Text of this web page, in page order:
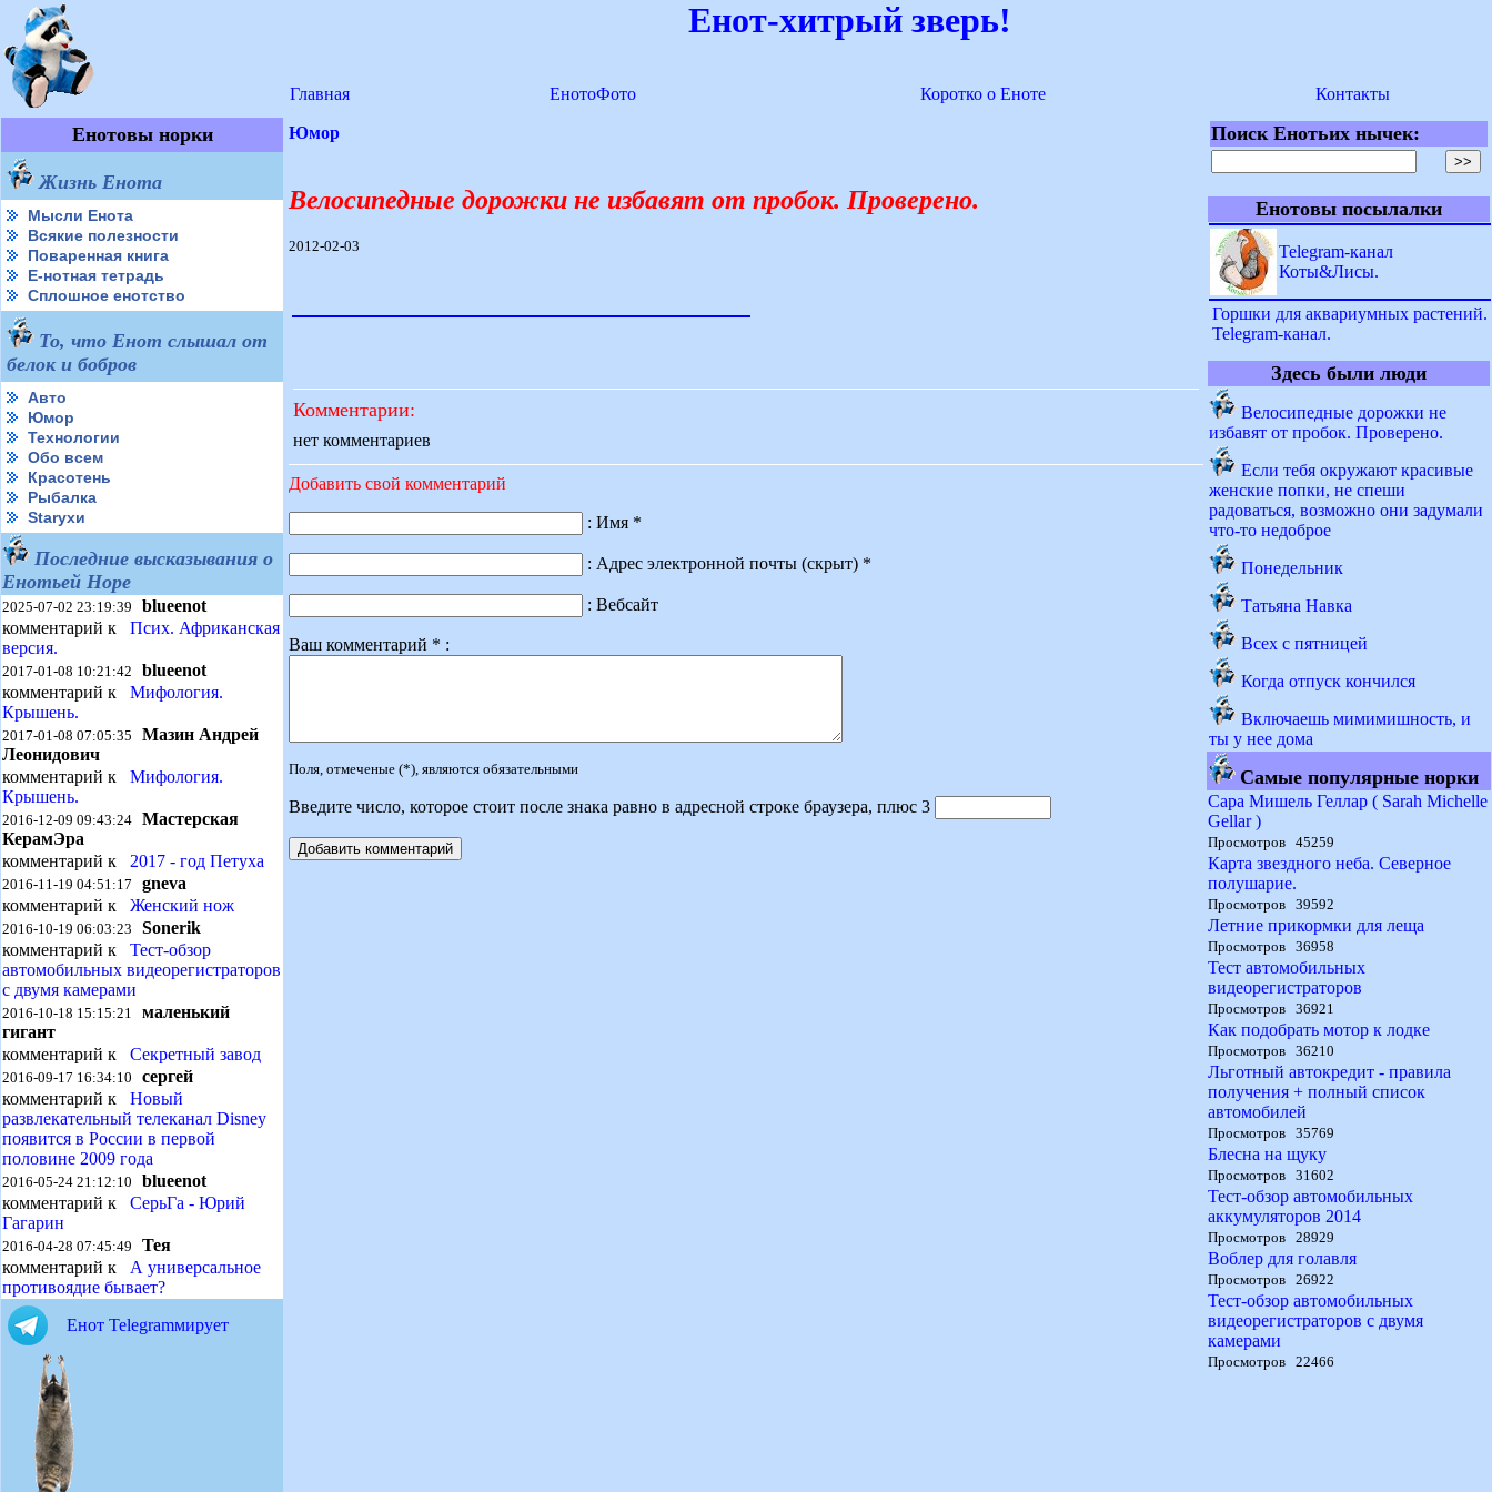
Енот-хитрый зверь!
Главная ЕнотоФото Коротко о Еноте Контакты
Енотовы норки
Жизнь Енота
Мысли Енота
Всякие полезности
Поваренная книга
Е-нотная тетрадь
Сплошное енотство
То, что Енот слышал от
белок и бобров
Авто
Юмор
Технологии
Обо всем
Красотень
Рыбалка
Starухи
Последние высказывания о
Енотьей Норе
2025-07-02 23:19:39 blueenot
комментарий к Псих. Африканская
версия.
2017-01-08 10:21:42 blueenot
комментарий к Мифология.
Крышень.
2017-01-08 07:05:35 Мазин Андрей
Леонидович
комментарий к Мифология.
Крышень.
2016-12-09 09:43:24 Мастерская
КерамЭра
комментарий к 2017 - год Петуха
2016-11-19 04:51:17 gneva
комментарий к Женский нож
2016-10-19 06:03:23 Sonerik
комментарий к Тест-обзор
автомобильных видеорегистраторов
с двумя камерами
2016-10-18 15:15:21 маленький
гигант
комментарий к Секретный завод
2016-09-17 16:34:10 сергей
комментарий к Новый
развлекательный телеканал Disney
появится в России в первой
половине 2009 года
2016-05-24 21:12:10 blueenot
комментарий к СерьГа - Юрий
Гагарин
2016-04-28 07:45:49 Тея
комментарий к А универсальное
противоядие бывает?
Енот Telegramмирует
Юмор
Велосипедные дорожки не избавят от пробок. Проверено.
2012-02-03
Комментарии:
нет комментариев
Добавить свой комментарий
: Имя *
: Адрес электронной почты (скрыт) *
: Вебсайт
Ваш комментарий * :
Поля, отмеченые (*), являются обязательными
Введите число, которое стоит после знака равно в адресной строке браузера, плюс 3
Поиск Енотьих нычек:
Енотовы посылалки
Telegram-канал
Коты&Лисы.
Горшки для аквариумных растений.
Telegram-канал.
Здесь были люди
Велосипедные дорожки не
избавят от пробок. Проверено.
Если тебя окружают красивые
женские попки, не спеши
радоваться, возможно они задумали
что-то недоброе
Понедельник
Татьяна Навка
Всех с пятницей
Когда отпуск кончился
Включаешь мимимишность, и
ты у нее дома
Самые популярные норки
Сара Мишель Геллар ( Sarah Michelle
Gellar )
Просмотров 45259
Карта звездного неба. Северное
полушарие.
Просмотров 39592
Летние прикормки для леща
Просмотров 36958
Тест автомобильных
видеорегистраторов
Просмотров 36921
Как подобрать мотор к лодке
Просмотров 36210
Льготный автокредит - правила
получения + полный список
автомобилей
Просмотров 35769
Блесна на щуку
Просмотров 31602
Тест-обзор автомобильных
аккумуляторов 2014
Просмотров 28929
Воблер для голавля
Просмотров 26922
Тест-обзор автомобильных
видеорегистраторов с двумя
камерами
Просмотров 22466